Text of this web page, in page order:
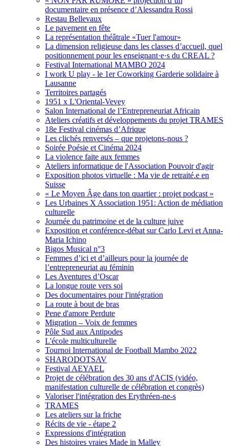
documentaire en présence d’Alessandra Rossi
Restau Bellevaux
Le pavement en fête
La représentation théâtrale «Tuer l'amour»
La dimension religieuse dans les classes d’accueil, quel
positionnement pour les enseignant·e·s du CREAL ?
Festival International MAMBO 2024
I work U play - le 1er Coworking Garderie solidaire à
Lausanne
Territoires partagés
1951 x L'Oriental-Vevey
Salon International de l’Entrepreneuriat Africain
Ateliers créatifs et développements du projet TRAMES
18e Festival cinémas d’Afrique
Les clichés renversés – que projetons-nous ?
Soirée Poésie et Cinéma 2024
La violence faite aux femmes
Ateliers informatique de l'Association Pouvoir d'agir
Exposition photos virtuelle : Ma vie de retraité.e en
Suisse
« Le Moyen Âge dans ton quartier : projet podcast »
Les Urbaines X Association 1951: Action de médiation
culturelle
Journée du patrimoine et de la culture juive
Exposition et conférence-débat sur Carlo Levi et Anna-
Maria Ichino
Bigos Musical n°3
Femmes d’ici et d’ailleurs pour la journée de
l’entrepreneuriat au féminin
Les Aventures d’Oscar
La longue route vers soi
Des documentaires pour l'intégration
La route à bout de bras
Pene d'amore Perdute
Migration – Voix de femmes
Pôle Sud aux Antipodes
L'école multiculturelle
Tournoi International de Football Mambo 2022
SHARODOTSAV
Festival AEYAEL
Projet de célébration des 30 ans d'ACIS (vidéo,
manifestation culturelle de célébration et congrès)
Valoriser l'intégration des Erythréen-ne-s
TRAMES
Les ateliers sur la friche
Récits de vie - étape 2
Expressions d'intégration
Des histoires vraies Made in Malley